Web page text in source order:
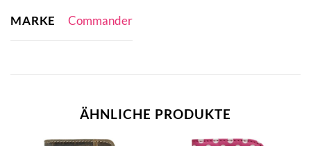
MARKE Commander
ÄHNLICHE PRODUKTE